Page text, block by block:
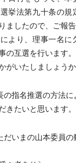
挙法第九十条の規
ましたので、ご報告
より、理事一名に
の互選を行います。
いたしましょうか
指名推選の方法に
きたいと思います。
いまの山本委員の